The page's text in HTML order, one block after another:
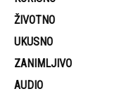
ŽIVOTNO
UKUSNO
ZANIMLJIVO
AUDIO